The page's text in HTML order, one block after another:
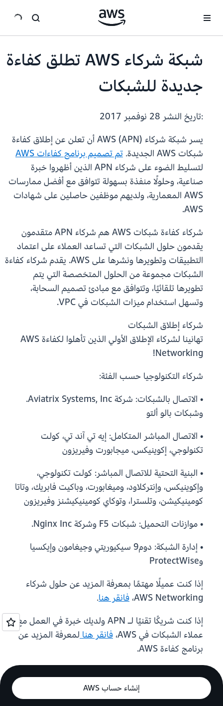
شبكة شركاء AWS تطلق كفاءة
جديدة للشبكات
:تاريخ النشر
يسر شبكة شركاء AWS (APN) أن تعلن عن إطلاق كفاءة
شبكات AWS الجديدة.
تم تصميم برنامج كفاءات AWS
لتسليط الضوء على شركاء APN الذين أظهروا خبرة
صناعية، وحلولًا منفذة بسهولة تتوافق مع أفضل ممارسات
AWS المعمارية، ولديهم موظفين حاصلين على شهادات
AWS.
شركاء كفاءة شبكات AWS هم شركاء APN متقدمون
يقدمون حلول الشبكات التي تساعد العملاء على اعتماد
التطبيقات وتطويرها ونشرها على AWS. يقدم شركاء كفاءة
الشبكات مجموعة من الحلول المتخصصة التي يتم
تطويرها تلقائيًا، وتتوافق مع مبادئ تصميم السحابة،
وتسهل استخدام ميزات الشبكات في VPC.
شركاء إطلاق الشبكات
تهانينا لشركاء الإطلاق الأولي الذين تأهلوا لكفاءة AWS
Networking!
شركاء التكنولوجيا حسب الفئة:
• الاتصال بالشبكات: شركة Aviatrix Systems, Inc.
وشبكات بالو ألتو
• الاتصال المباشر المتكامل: إيه تي آند تي، كولت
تكنولوجي، إكوينيكس، ميجابورت وفيريزون
• البنية التحتية للاتصال المباشر: كولت تكنولوجي،
وإكوينيكس، وإنتركلاود، وميغابورت، وباكيت فابريك، وتاتا
كومينيكيشن، وتلسترا، وتوكاي كومينيكيشنز وفيريزون
• موازنات التحميل: شبكات F5 وشركة Nginx Inc.
• إدارة الشبكة: دوم9 سيكيوريتي وجيغامون وإيكسيا
وProtectWise
إذا كنت عميلًا مهتمًا بمعرفة المزيد عن حلول شركاء
AWS Networking، فانقر هنا.
إذا كنت شريكًا تقنيًا لـ APN ولديك خبرة في العمل مع
عملاء الشبكات في AWS،
فانقر هنالمعرفة المزيد عن
برنامج كفاءة AWS.
إنشاء حساب AWS